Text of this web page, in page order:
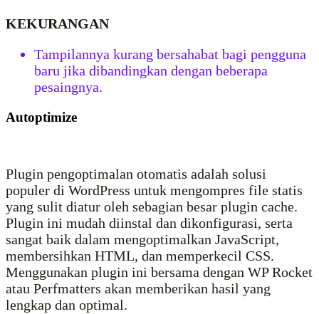
KEKURANGAN
Tampilannya kurang bersahabat bagi pengguna
baru jika dibandingkan dengan beberapa
pesaingnya.
Autoptimize
Plugin pengoptimalan otomatis adalah solusi
populer di WordPress untuk mengompres file statis
yang sulit diatur oleh sebagian besar plugin cache.
Plugin ini mudah diinstal dan dikonfigurasi, serta
sangat baik dalam mengoptimalkan JavaScript,
membersihkan HTML, dan memperkecil CSS.
Menggunakan plugin ini bersama dengan WP Rocket
atau Perfmatters akan memberikan hasil yang
lengkap dan optimal.